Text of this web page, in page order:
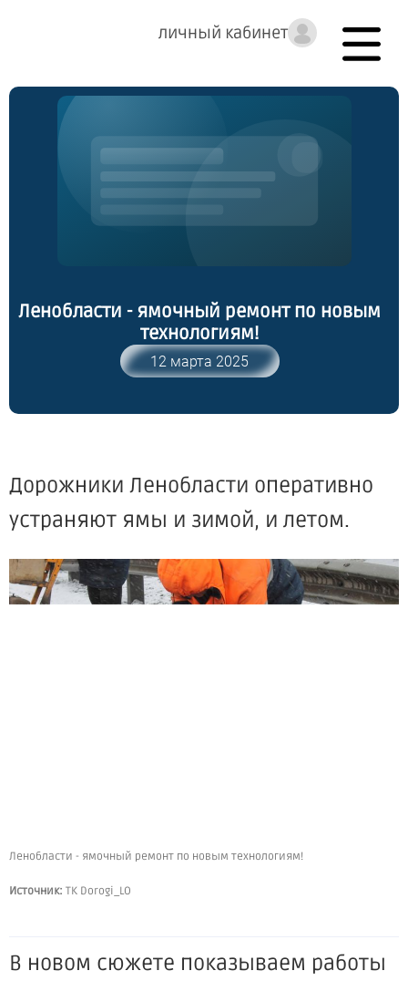
личный кабинет
Ленобласти - ямочный ремонт по новым
технологиям!
12 марта 2025
Дорожники Ленобласти оперативно
устраняют ямы и зимой, и летом.
Ленобласти - ямочный ремонт по новым технологиям!
Источник: ТК Dorogi_LO
В новом сюжете показываем работы